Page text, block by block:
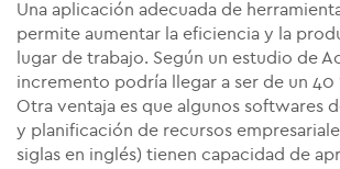
Una aplicación adecuada de
permite aumentar la eficiencia y la
lugar de trabajo. Según un estudio de
incremento podría llegar a ser de un 40
Otra ventaja es que algunos softwares
y planificación de recursos
siglas en inglés) tienen capacidad de